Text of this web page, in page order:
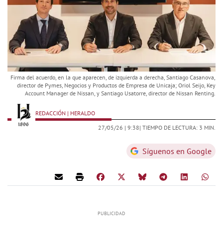
Firma del acuerdo, en la que aparecen, de izquierda a derecha, Santiago Casanova,
director de Pymes, Negocios y Productos de Empresa de Unicaja; Oriol Seijo, Key
Account Manager de Nissan, y Santiago Usatorre, director de Nissan Renting.
REDACCIÓN | HERALDO
27/05/26 | 9:38| TIEMPO DE LECTURA: 3 MIN.
Síguenos en Google